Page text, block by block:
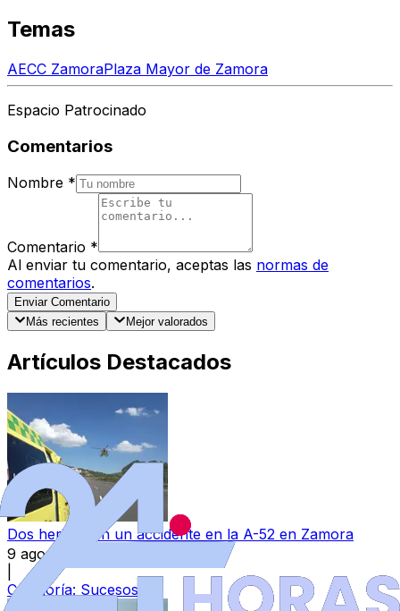
Temas
AECC ZamoraPlaza Mayor de Zamora
Espacio Patrocinado
Comentarios
Nombre *
Comentario *
Al enviar tu comentario, aceptas las normas de
comentarios.
Enviar Comentario
Más recientes
Mejor valorados
Artículos Destacados
Dos heridos en un accidente en la A-52 en Zamora
9 ago 2026
Categoría: Sucesos